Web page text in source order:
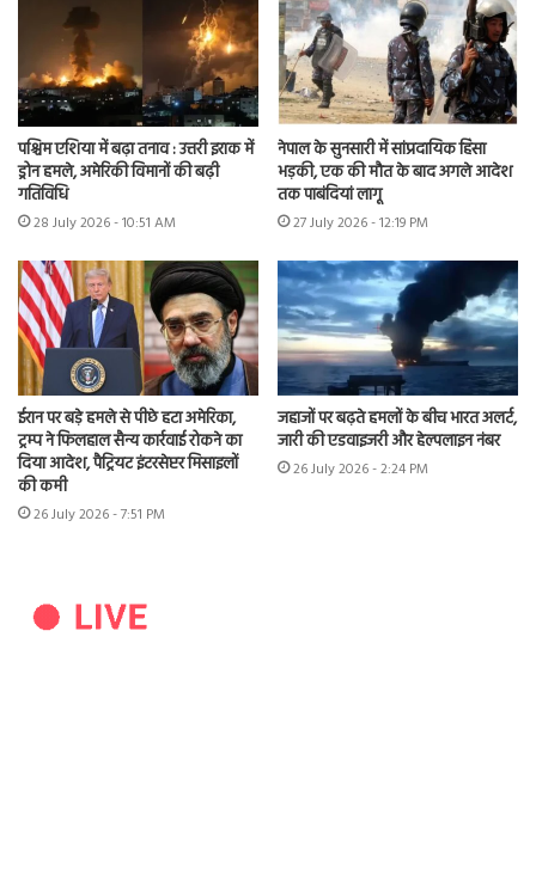
पश्चिम एशिया में बढ़ा तनाव : उत्तरी इराक में
ड्रोन हमले, अमेरिकी विमानों की बढ़ी
गतिविधि
28 July 2026 - 10:51 AM
नेपाल के सुनसारी में सांप्रदायिक हिंसा
भड़की, एक की मौत के बाद अगले आदेश
तक पाबंदियां लागू
27 July 2026 - 12:19 PM
ईरान पर बड़े हमले से पीछे हटा अमेरिका,
ट्रम्प ने फिलहाल सैन्य कार्रवाई रोकने का
दिया आदेश, पैट्रियट इंटरसेप्टर मिसाइलों
की कमी
26 July 2026 - 7:51 PM
जहाजों पर बढ़ते हमलों के बीच भारत अलर्ट,
जारी की एडवाइजरी और हेल्पलाइन नंबर
26 July 2026 - 2:24 PM